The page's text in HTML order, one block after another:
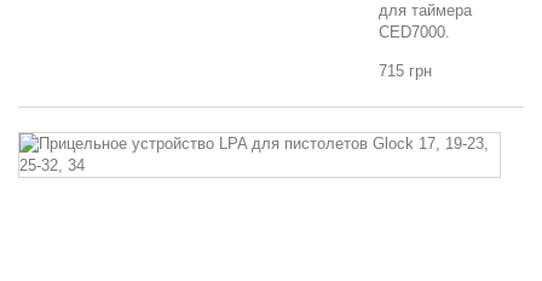
для таймера
CED7000.
715 грн